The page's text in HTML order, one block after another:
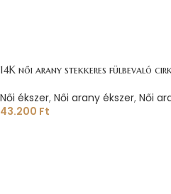
14K női arany stekkeres fülbevaló
Női ékszer, Női arany ékszer, Női
43.200 Ft